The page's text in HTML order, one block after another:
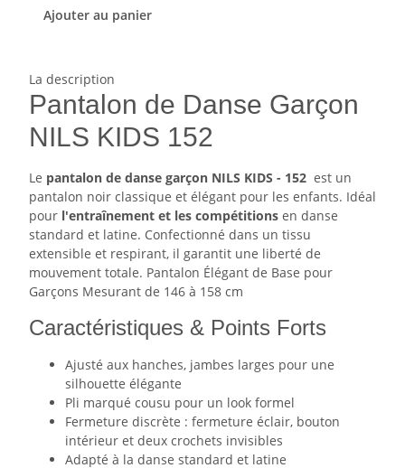
Ajouter au panier
La description
Pantalon de Danse Garçon
NILS KIDS 152
Le pantalon de danse garçon NILS KIDS - 152 est un
pantalon noir classique et élégant pour les enfants. Idéal
pour l'entraînement et les compétitions en danse
standard et latine. Confectionné dans un tissu
extensible et respirant, il garantit une liberté de
mouvement totale. Pantalon Élégant de Base pour
Garçons Mesurant de 146 à 158 cm
Caractéristiques & Points Forts
Ajusté aux hanches, jambes larges pour une
silhouette élégante
Pli marqué cousu pour un look formel
Fermeture discrète : fermeture éclair, bouton
intérieur et deux crochets invisibles
Adapté à la danse standard et latine